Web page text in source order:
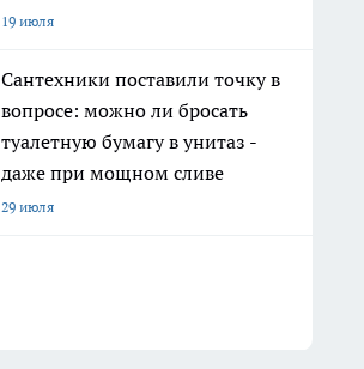
19 июля
Сантехники поставили точку в
вопросе: можно ли бросать
туалетную бумагу в унитаз -
даже при мощном сливе
29 июля